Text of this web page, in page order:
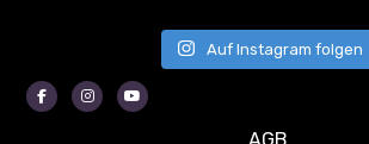
Auf Instagram folgen
FacebookInstagram
AGB